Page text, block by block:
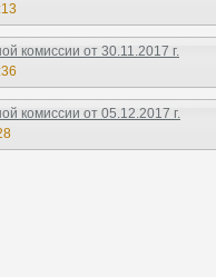
комиссии от 30.11.2017 г.
комиссии от 05.12.2017 г.